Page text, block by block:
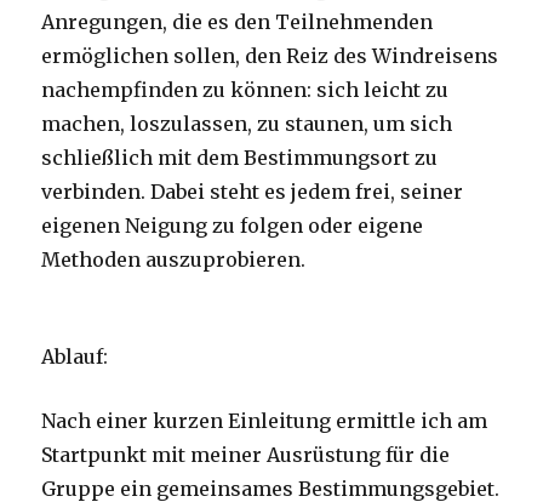
Anregungen, die es den Teilnehmenden
ermöglichen sollen, den Reiz des Windreisens
nachempfinden zu können: sich leicht zu
machen, loszulassen, zu staunen, um sich
schließlich mit dem Bestimmungsort zu
verbinden. Dabei steht es jedem frei, seiner
eigenen Neigung zu folgen oder eigene
Methoden auszuprobieren.
Ablauf:
Nach einer kurzen Einleitung ermittle ich am
Startpunkt mit meiner Ausrüstung für die
Gruppe ein gemeinsames Bestimmungsgebiet.